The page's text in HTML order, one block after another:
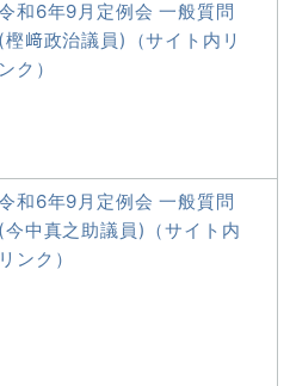
和6年9月定例会 一般質問
(樫﨑政治議員)（サイト内リ
ンク）
和6年9月定例会 一般質問
(今中真之助議員)（サイト内
リンク）